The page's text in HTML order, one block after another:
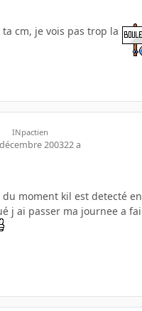
cm, je vois pas trop la
INpactien
200322 a
moment kil est detecté
j ai passer ma journee a